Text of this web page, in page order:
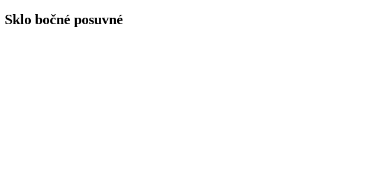
Sklo bočné posuvné